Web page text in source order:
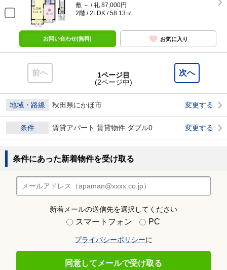
敷 － / 礼 87,000円
2階 / 2LDK / 58.13㎡
お問い合わせ(無料) お気に入り
前へ 次へ
1ページ目
(2ページ中)
地域・路線 秋田県にかほ市 変更する
条件 賃貸アパート 賃貸物件 ダブル0 変更する
条件にあった新着物件を受け取る
新着メールの送信先を選択してください
スマートフォン PC
プライバシーポリシーに
同意してメールで受け取る